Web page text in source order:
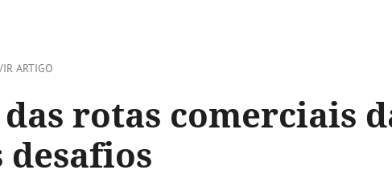
ARTIGO
rotas comerciais
desafios